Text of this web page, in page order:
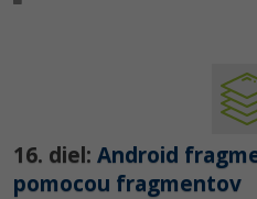
16. diel: Android
pomocou fragmentov